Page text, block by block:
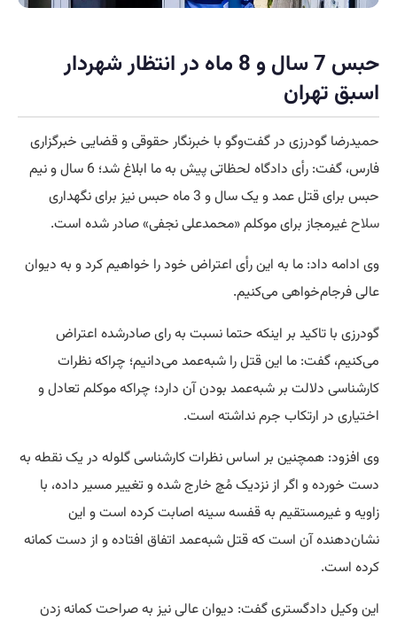
حبس 7 سال و 8 ماه در انتظار شهردار
اسبق تهران
حمیدرضا گودرزی در گفت‌وگو با خبرنگار حقوقی و قضایی خبرگزاری
فارس، گفت: رأی دادگاه لحظاتی پیش به ما ابلاغ شد؛ 6 سال و نیم
حبس برای قتل عمد و یک سال و 3 ماه حبس نیز برای نگهداری
سلاحغیرمجاز برای موکلم «محمدعلی نجفی» صادر شده است.
وی ادامه داد: ما به این رأی اعتراض خود را‌‌‌‌‌‌‌‌‌‌‌‌‌‌‌‌‌‌‌‌‌‌‌‌‌‌‌‌‌‌‌‌‌‌‌‌‌‌‌‌ خواهیم کرد و به دیوان
عالی فرجام‌خواهی می‌کنیم.
گودرزی با تاکید بر اینکه حتما نسبت به رای صادرشده اعتراض
می‌کنیم، گفت: ما این قتل را‌‌‌‌‌‌‌‌‌‌‌‌‌‌‌‌‌‌‌‌‌‌‌‌‌‌‌‌‌‌‌‌‌‌‌‌‌‌‌‌ شبه‌عمد می‌دانیم؛ چراکه نظرات
کارشناسی دلالت بر شبه‌عمد بودن آن دارد؛ چراکه موکلم تعادل و
اختیاری در ارتکاب جرم نداشته است.
وی افزود: همچنین بر اساس نظرات کارشناسی گلوله در یک نقطه به
دست خورده و اگر از نزدیک مُچ خارج شده و تغییر مسیر داده، با
زاویه و غیرمستقیم به قفسه سینه اصابت کرده است و این
نشان‌دهنده آن است که قتل شبه‌عمد اتفاق افتاده و از دست کمانه
کرده است.
این وکیل دادگستری گفت: دیوان عالی نیز به صراحت کمانه زدن